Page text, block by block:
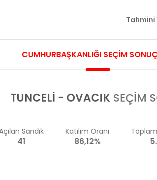
Tahmini
CUMHURBAŞKANLIĞI SEÇİM
TUNCELI - OVACIKSEÇİM
Sandık
41
Katılım Oranı
86,12%